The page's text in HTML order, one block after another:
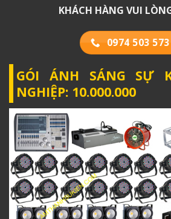
KHÁCH HÀNG VUI
0974 503 573
GÓI ÁNH SÁNG SỰ
NGHIỆP: 10.000.000